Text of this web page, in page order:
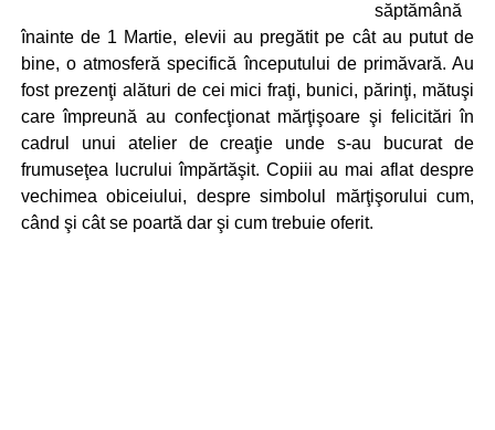
săptămână
înainte de 1 Martie, elevii au pregătit pe cât au putut de
bine, o atmosferă specifică începutului de primăvară. Au
fost prezenţi alături de cei mici fraţi, bunici, părinţi, mătuşi
care împreună au confecţionat mărţişoare şi felicitări în
cadrul unui atelier de creaţie unde s-au bucurat de
frumuseţea lucrului împărtăşit. Copiii au mai aflat despre
vechimea obiceiului, despre simbolul mărţişorului cum,
când şi cât se poartă dar şi cum trebuie oferit.